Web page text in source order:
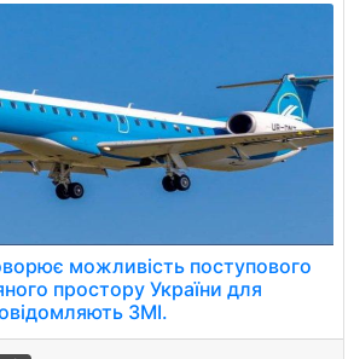
можливість поступового
простору України для
ЗМІ.